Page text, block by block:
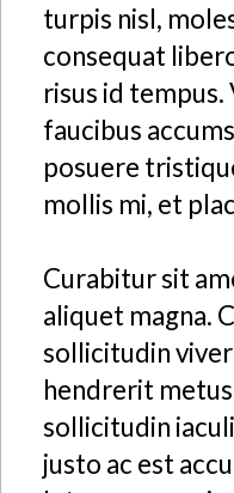
turpis nisl,
consequat
risus id tempus.
faucibus
posuere
mollis mi, et
Curabitur sit
aliquet magna.
sollicitudin
hendrerit
sollicitudin
justo ac est